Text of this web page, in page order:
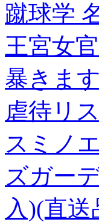
蹴球学
王宮女
暴きま
虐待リ
スミノ
ズガー
入)(直送